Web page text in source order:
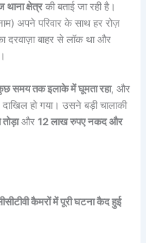
क्षेत्रकी बताई जा रही है।
अपने परिवार के साथ हर रोज़
दरवाज़ा बाहर से लॉक था और
समय तक इलाके में घूमता रहा, और
हो गया। उसने बड़ी चालाकी
और12 लाख रुपए नकद और
कैमरों में पूरी घटना कैद हुई